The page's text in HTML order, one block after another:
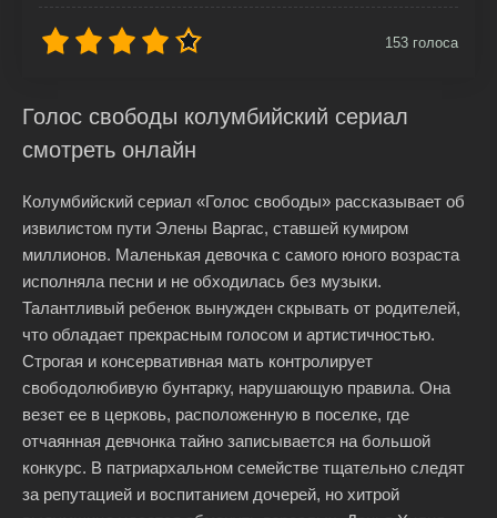
153 голоса
Голос свободы колумбийский сериал
смотреть онлайн
Колумбийский сериал «Голос свободы» рассказывает об
извилистом пути Элены Варгас, ставшей кумиром
миллионов. Маленькая девочка с самого юного возраста
исполняла песни и не обходилась без музыки.
Талантливый ребенок вынужден скрывать от родителей,
что обладает прекрасным голосом и артистичностью.
Строгая и консервативная мать контролирует
свободолюбивую бунтарку, нарушающую правила. Она
везет ее в церковь, расположенную в поселке, где
отчаянная девчонка тайно записывается на большой
конкурс. В патриархальном семействе тщательно следят
за репутацией и воспитанием дочерей, но хитрой